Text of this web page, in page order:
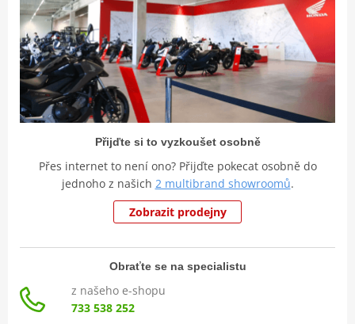
Přijďte si to vyzkoušet osobně
Přes internet to není ono? Přijďte pokecat osobně do
jednoho z našich 2 multibrand showroomů.
Zobrazit prodejny
Obraťte se na specialistu
z našeho e-shopu
733 538 252